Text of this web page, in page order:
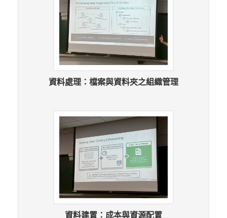
資料處理：檔案與資料夾之組織管理
資料建置：成本與資源配置